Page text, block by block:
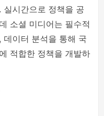
실시간으로 정책을 공
소셜 미디어는 필수적
데이터 분석을 통해 국
적합한 정책을 개발하